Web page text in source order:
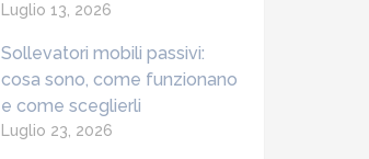
Luglio 13, 2026
Sollevatori mobili passivi:
cosa sono, come funzionano
e come sceglierli
Luglio 23, 2026